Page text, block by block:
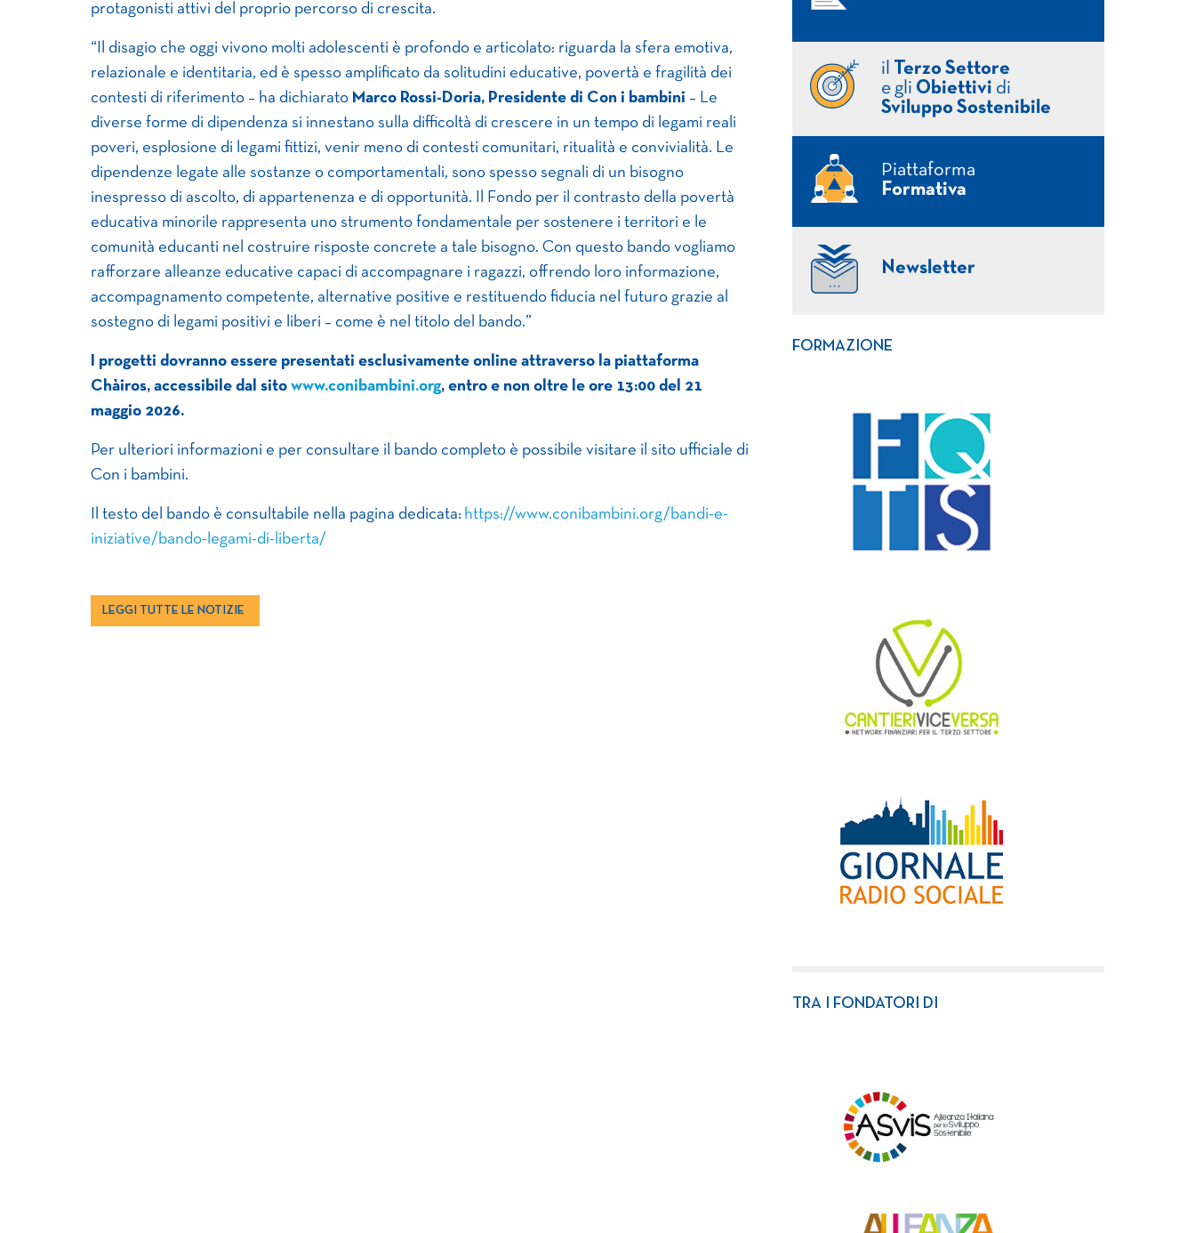
protagonisti attivi del proprio percorso di crescita.
“Il disagio che oggi vivono molti adolescenti è profondo e articolato: riguarda la sfera emotiva,
relazionale e identitaria, ed è spesso amplificato da solitudini educative, povertà e fragilità dei
contesti di riferimento – ha dichiarato Marco Rossi-Doria, Presidente di Con i bambini – Le
diverse forme di dipendenza si innestano sulla difficoltà di crescere in un tempo di legami reali
poveri, esplosione di legami fittizi, venir meno di contesti comunitari, ritualità e convivialità. Le
dipendenze legate alle sostanze o comportamentali, sono spesso segnali di un bisogno
inespresso di ascolto, di appartenenza e di opportunità. Il Fondo per il contrasto della povertà
educativa minorile rappresenta uno strumento fondamentale per sostenere i territori e le
comunità educanti nel costruire risposte concrete a tale bisogno. Con questo bando vogliamo
rafforzare alleanze educative capaci di accompagnare i ragazzi, offrendo loro informazione,
accompagnamento competente, alternative positive e restituendo fiducia nel futuro grazie al
sostegno di legami positivi e liberi – come è nel titolo del bando.”
I progetti dovranno essere presentati esclusivamente online attraverso la piattaforma
Chàiros, accessibile dal sito www.conibambini.org, entro e non oltre le ore 13:00 del 21
maggio 2026.
Per ulteriori informazioni e per consultare il bando completo è possibile visitare il sito ufficiale di
Con i bambini.
Il testo del bando è consultabile nella pagina dedicata: https://www.conibambini.org/bandi-e-
iniziative/bando-legami-di-liberta/
LEGGI TUTTE LE NOTIZIE
il
Terzo Settore
e gli Obiettivi di
Sviluppo Sostenibile
Piattaforma
Formativa
Newsletter
FORMAZIONE
TRA I FONDATORI DI